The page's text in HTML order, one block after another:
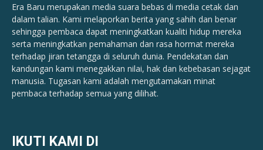
Era Baru merupakan media suara bebas di media cetak dan
dalam talian. Kami melaporkan berita yang sahih dan benar ​​
sehingga pembaca dapat meningkatkan kualiti hidup mereka
serta meningkatkan pemahaman dan rasa hormat mereka
terhadap jiran tetangga di seluruh dunia. Pendekatan dan
kandungan kami menegakkan nilai, hak dan kebebasan sejagat
manusia. Tugasan kami adalah mengutamakan minat
pembaca terhadap semua yang dilihat.
IKUTI KAMI DI